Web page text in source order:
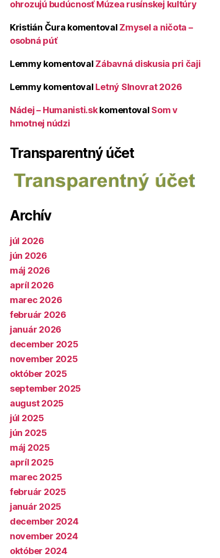
ohrozujú budúcnosť Múzea rusínskej kultúry
Kristián Čura komentoval Zmysel a ničota –
osobná púť
Lemmy komentoval Zábavná diskusia pri čaji
Lemmy komentoval Letný Slnovrat 2026
Nádej – Humanisti.skkomentoval Som v
hmotnej núdzi
Transparentný účet
Archív
júl 2026
jún 2026
máj 2026
apríl 2026
marec 2026
február 2026
január 2026
december 2025
november 2025
október 2025
september 2025
august 2025
júl 2025
jún 2025
máj 2025
apríl 2025
marec 2025
február 2025
január 2025
december 2024
november 2024
október 2024